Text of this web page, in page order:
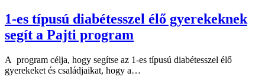
1-es típusú diabétesszel élő gyerekeknek
segít a Pajti program
A program célja, hogy segítse az 1-es típusú diabétesszel élő
gyerekeket és családjaikat, hogy a…